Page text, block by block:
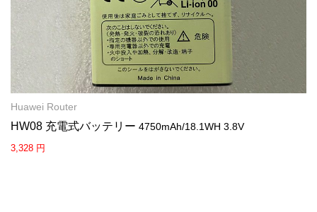
Huawei Router
HW08 充電式バッテリー 4750mAh/18.1WH 3.8V
3,328 円